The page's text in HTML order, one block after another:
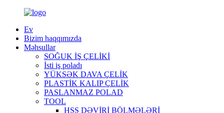
Ev
Bizim haqqımızda
Məhsullar
SOĞUK İŞ ÇELİKİ
İsti iş poladı
YÜKSƏK DAVA ÇELİK
PLASTİK KALIP ÇELİK
PASLANMAZ POLAD
TOOL
HSS DƏVİRİ BÖLMƏLƏRİ